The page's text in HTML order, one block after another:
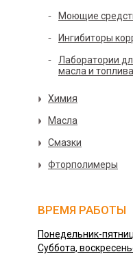
Моющие
Ингибиторы
Лаборатории
масла и топлива
Химия
Масла
Смазки
Фторполимеры
ВРЕМЯ РАБОТЫ
Понедельник-
Суббота,